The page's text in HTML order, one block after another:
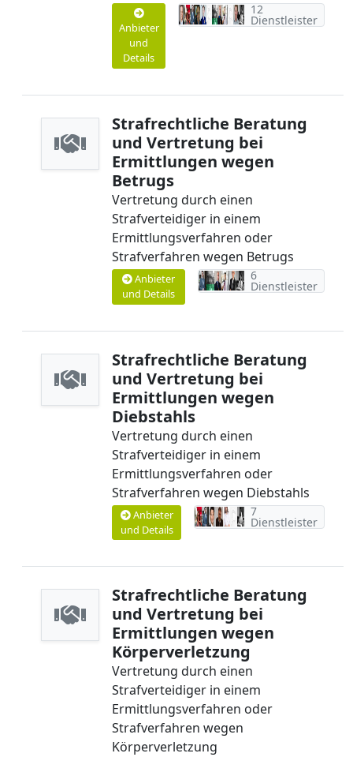
Anbieter
und
Details
12
Dienstleister
Strafrechtliche Beratung
und Vertretung bei
Ermittlungen wegen
Betrugs
Vertretung durch einen
Strafverteidiger in einem
Ermittlungsverfahren oder
Strafverfahren wegen Betrugs
Anbieter
und Details
6
Dienstleister
Strafrechtliche Beratung
und Vertretung bei
Ermittlungen wegen
Diebstahls
Vertretung durch einen
Strafverteidiger in einem
Ermittlungsverfahren oder
Strafverfahren wegen Diebstahls
Anbieter
und Details
7
Dienstleister
Strafrechtliche Beratung
und Vertretung bei
Ermittlungen wegen
Körperverletzung
Vertretung durch einen
Strafverteidiger in einem
Ermittlungsverfahren oder
Strafverfahren wegen
Körperverletzung